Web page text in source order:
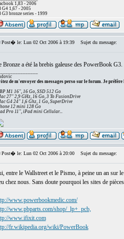
1,83 - 2006
G4 1,67 - 2005
G3 bronze series - 1999
Post� le: Lun 02 Oct 2006 à 19:39 Sujet du message:
Bronze a été la brebis galeuse des PowerBook
de m'envoyer des messages perso sur le forum. Je préfère
M1 16", 16 Go, SSD 512 Go
27" 2,9 GHz, 16 Go, 3 To FusionDrive
G4 24" 1,6 Ghz, 1 Go, SuperDrive
12 mini 128 Go
Pro 11", iPad mini Cellular...
Post� le: Lun 02 Oct 2006 à 20:00 Sujet du message:
entre le Wallstreet et le Pismo, à peine un an sur
chez nous. Sans doute pourquoi les sites de
www.powerbookmedic.com/
www.pbparts.com/shop/_lp+_pcb,
www.ifixit.com
fr.wikipedia.org/wiki/PowerBook